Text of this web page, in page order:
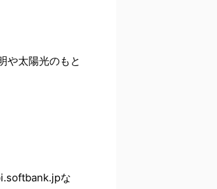
や太陽光のもと
な